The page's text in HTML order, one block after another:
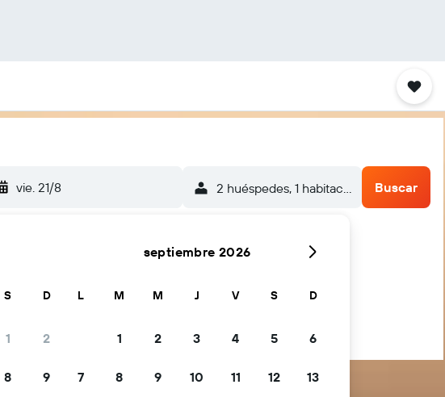
vie. 21/8 2 huéspedes, 1 habitación Buscar
S D
1 2
8 9
septiembre 2026
L M M J V S D
1 2 3 4 5 6
7 8 9 10 11 12 13